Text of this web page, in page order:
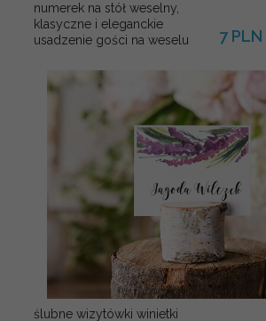
numerek na stół weselny,
klasyczne i eleganckie
usadzenie gości na weselu
7 PLN
ślubne wizytówki winietki